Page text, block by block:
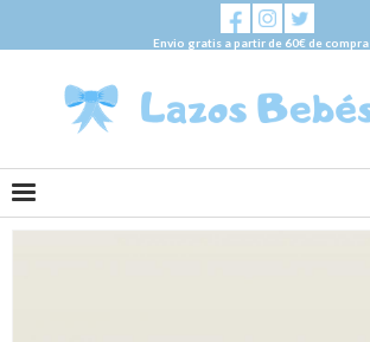
Envio gratis a partir de 60€ de compra